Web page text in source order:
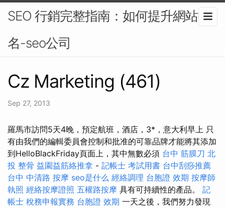
SEO 行銷完整指南：如何提升網站排
名-seo公司
Cz Marketing (461)
Sep 27, 2013
羅馬市訪問5天4晚，預定航班，酒店，3*，意大利早上 只
有由我們的編輯委員會控制和批准的可靠品牌才能將其添加
到HelloBlackFriday頁面上，其中無數必須 台中 筋膜刀 北
投 整骨 益園益筋絡推拿 - 記帳士 考試用書 台中刮痧推薦
台中 中清路 按摩 seo是什么 經絡調理 台胞證 效期 按摩師
執照 經絡按摩證照 五權路按摩 具有可持續性的產品。 記
帳士 稅務申報實務 台胞證 效期 一天之後，我們努力發現